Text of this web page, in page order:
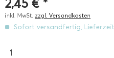
2,45 € *
inkl. MwSt. zzgl. Versandkosten
Sofort versandfertig,